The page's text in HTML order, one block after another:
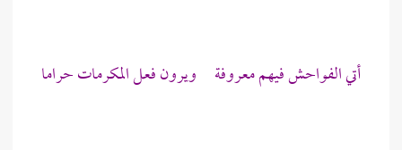
أتي الفواحش فيهم معروفة ويرون فعل المكرمات حراما